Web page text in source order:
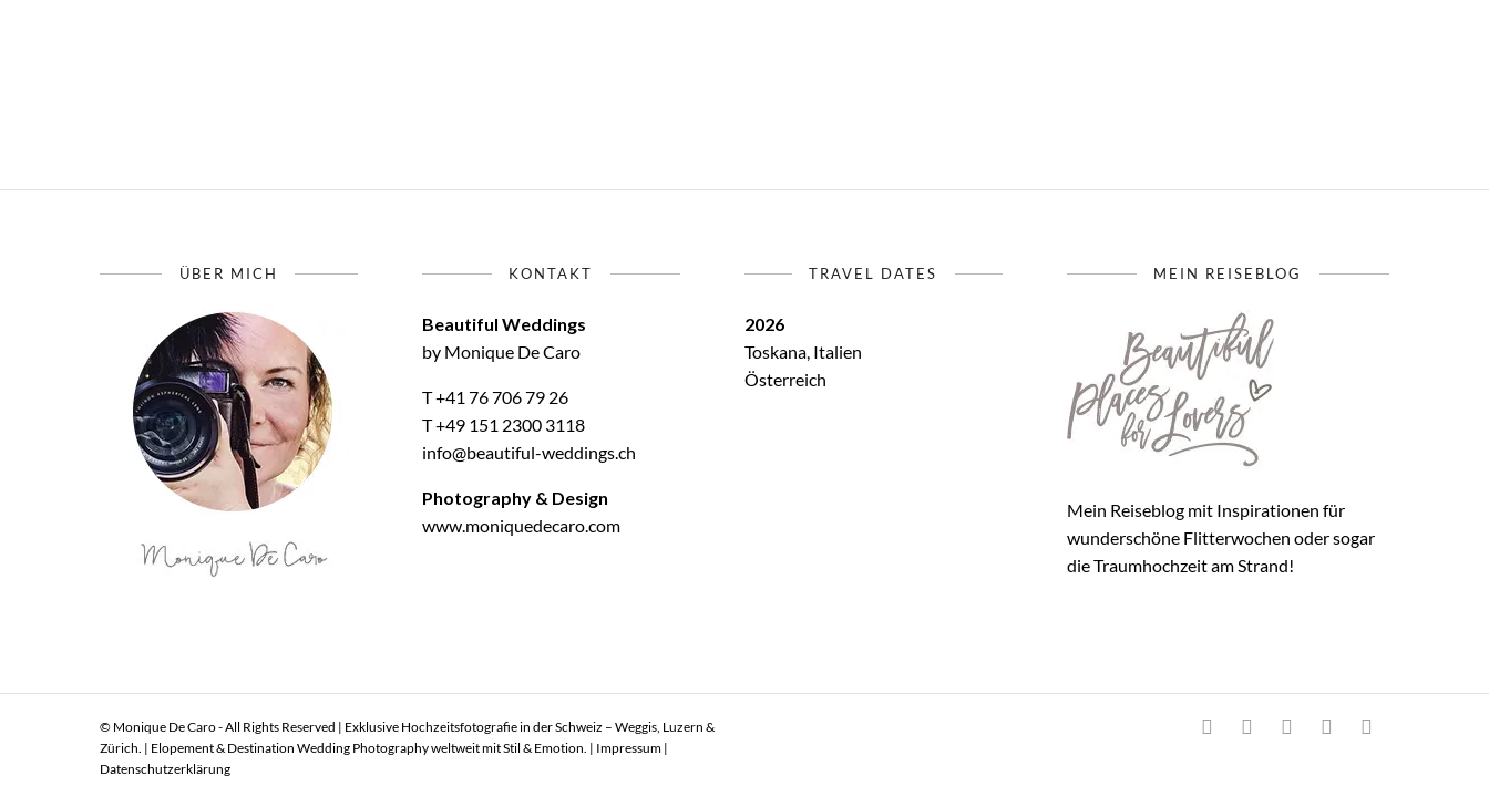
ÜBER MICH KONTAKT
Beautiful Weddings
by Monique De Caro
T +41 76 706 79 26
T +49 151 2300 3118
info@beautiful-weddings.ch
Photography & Design
www.moniquedecaro.com
TRAVEL DATES
2026
Toskana, Italien
Österreich
MEIN REISEBLOG
Mein Reiseblog mit Inspirationen für
wunderschöne Flitterwochen oder sogar
die Traumhochzeit am Strand!
© Monique De Caro - All Rights Reserved | Exklusive Hochzeitsfotografie in der Schweiz – Weggis, Luzern &
Zürich. | Elopement & Destination Wedding Photography weltweit mit Stil & Emotion. | Impressum |
Datenschutzerklärung